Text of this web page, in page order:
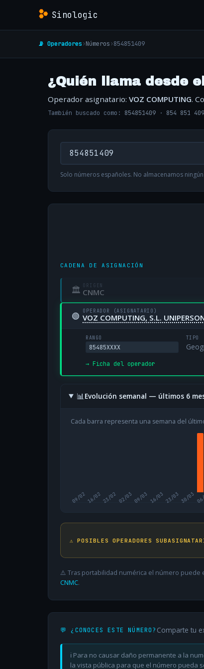
Sinologic
📡 Operadores›Números›854851409
¿Quién llama desde el
Operador asignatario: VOZ COMPUTING.
También buscado como: 854851409 · 854 851 409
Solo números españoles. No almacenamos
CADENA DE ASIGNACIÓN
🏛 ORIGEN
CNMC
🟢 OPERADOR (ASIGNATARIO)
VOZ COMPUTING, S.L.
RANGO
85485XXXX
TIPO
→ Ficha del operador
📊Evolución semanal — últimos 6
Cada barra representa una semana del
09/0216/0223/02 02/03 09/03 16/03 23/03 30/03
⚠️ POSIBLES OPERADORES
⚠️ Tras portabilidad numérica el número puede
CNMC.
💬 ¿CONOCES ESTE NÚMERO? Comparte tu
ℹ️ Para no causar daño permanente a la
la vista pública para que el número pueda